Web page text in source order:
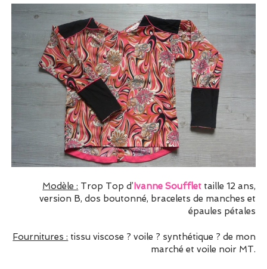
Modèle : Trop Top d’Ivanne Soufflet taille 12 ans,
version B, dos boutonné, bracelets de manches et
épaules pétales
Fournitures : tissu viscose ? voile ? synthétique ? de mon
marché et voile noir MT.